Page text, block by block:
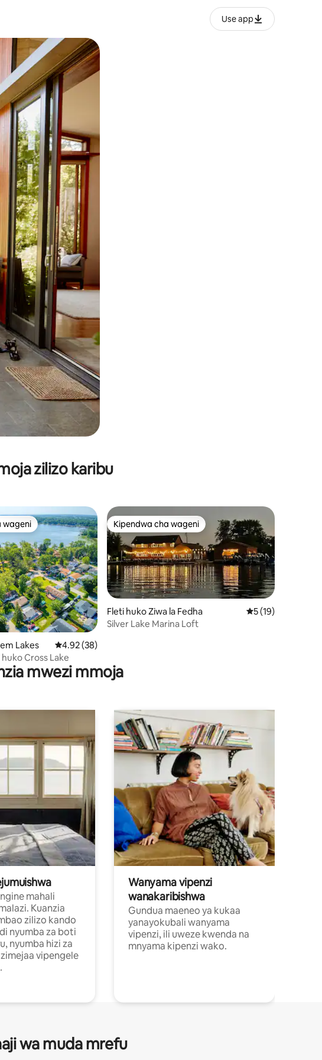
Use app
au kutelezesha kidole kwenye ishara.
zilizo karibu
ya 5, tathmini 128
cha wageni
wageni
Lakes Ukadiriaji wa wastani wa 4.92 kati ya 5, tathmini 38
4.92 (38)
Cross Lake
Kipendwa cha wageni
Kipendwa cha wageni
Fleti huko Ziwa la Fedha Ukadiriaji wa
5 (19)
Silver Lake Marina Loft
mwezi mmoja
mahali
Kuanzia
zilizo kando
nyumba za boti
nyumba hizi za
vipengele
Wanyama vipenzi
wanakaribishwa
Gundua maeneo ya kukaa
yanayokubali wanyama
vipenzi, ili uweze kwenda na
mnyama kipenzi wako.
wa muda mrefu